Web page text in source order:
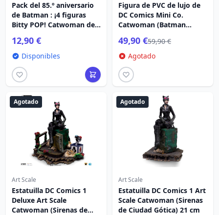
Pack del 85.º aniversario
de Batman : ¡4 figuras
Bitty POP! Catwoman de
12,90 €
Disponibles
Figura de PVC de lujo de
DC Comics Mini Co.
Catwoman (Batman
49,90 €59,90 €
Agotado
Agotado
Art Scale
Estatuilla DC Comics 1
Deluxe Art Scale
Catwoman (Sirenas de
Agotado
Art Scale
Estatuilla DC Comics 1 Art
Scale Catwoman (Sirenas
de Ciudad Gótica) 21 cm